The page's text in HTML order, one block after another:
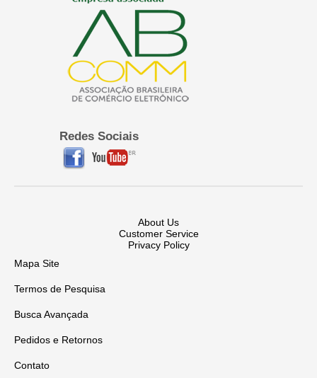
Redes Sociais
About Us
Customer Service
Privacy Policy
Mapa Site
Termos de Pesquisa
Busca Avançada
Pedidos e Retornos
Contato